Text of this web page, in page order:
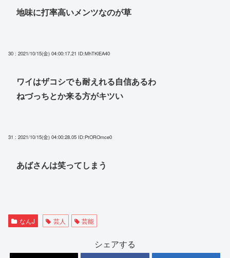
地味に打率高いメンツなのが草
30 : 2021/10/15(金) 04:00:17.21 ID:MhTKlEA40
ワイはザコシでも耐えれる自信あるわ
ねづっちとか来る方がキツい
31 : 2021/10/15(金) 04:00:28.05 ID:PtOROmce0
あばさんは笑ってしまう
なんJ 芸人 芸能
シェアする